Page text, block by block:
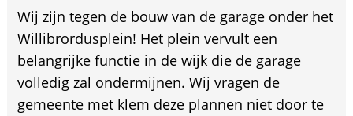
Wij zijn tegen de bouw van de garage onder het
Willibrordusplein! Het plein vervult een
belangrijke functie in de wijk die de garage
volledig zal ondermijnen. Wij vragen de
gemeente met klem deze plannen niet door te